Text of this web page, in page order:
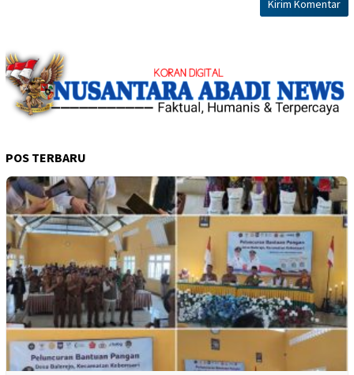
POS TERBARU